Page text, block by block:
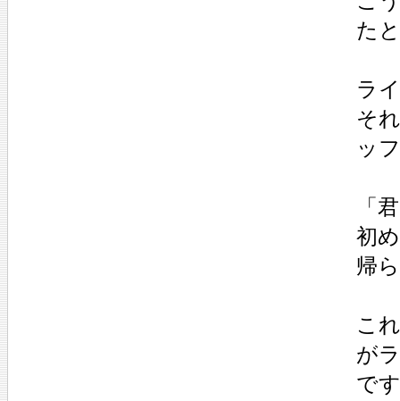
た
ラ
そ
ッ
「
初
帰
こ
が
で